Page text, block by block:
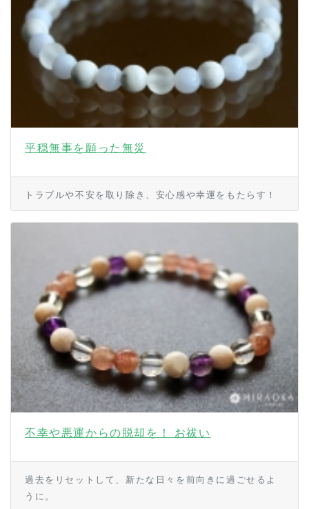
平穏無事を願った無災
トラブルや不安を取り除き、安心感や幸運をもたらす！
不幸や悪運からの脱却を！ お祓い
過去をリセットして、新たな日々を前向きに過ごせるよ
うに。